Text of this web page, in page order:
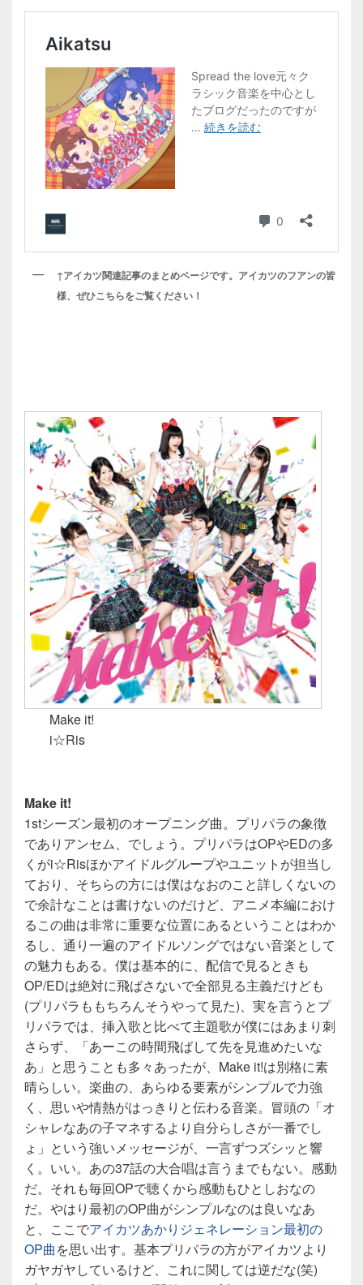
↑アイカツ関連記事のまとめページです。アイカツのフアンの皆
様、ぜひこちらをご覧ください！
Make it!
i☆Ris
Make it!
1stシーズン最初のオープニング曲。プリパラの象徴
でありアンセム、でしょう。プリパラはOPやEDの多
くがi☆Risほかアイドルグループやユニットが担当し
ており、そちらの方には僕はなおのこと詳しくないの
で余計なことは書けないのだけど、アニメ本編におけ
るこの曲は非常に重要な位置にあるということはわか
るし、通り一遍のアイドルソングではない音楽として
の魅力もある。僕は基本的に、配信で見るときも
OP/EDは絶対に飛ばさないで全部見る主義だけども
(プリパラももちろんそうやって見た)、実を言うとプ
リパラでは、挿入歌と比べて主題歌が僕にはあまり刺
さらず、「あーこの時間飛ばして先を見進めたいな
あ」と思うことも多々あったが、Make it!は別格に素
晴らしい。楽曲の、あらゆる要素がシンプルで力強
く、思いや情熱がはっきりと伝わる音楽。冒頭の「オ
シャレなあの子マネするより自分らしさが一番でし
ょ」という強いメッセージが、一言ずつズシッと響
く。いい。あの37話の大合唱は言うまでもない。感動
だ。それも毎回OPで聴くから感動もひとしおなの
だ。やはり最初のOP曲がシンプルなのは良いなあ
と、ここでアイカツあかりジェネレーション最初の
OP曲を思い出す。基本プリパラの方がアイカツより
ガヤガヤしているけど、これに関しては逆だな(笑)